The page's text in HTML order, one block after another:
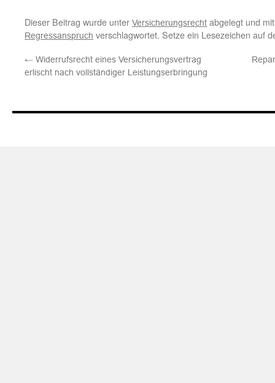
Dieser Beitrag wurde unter Versicherungsrecht abgelegt und
Regressanspruch verschlagwortet. Setze ein Lesezeichen auf
← Widerrufsrecht eines Versicherungsvertrag
erlischt nach vollständiger Leistungserbringung